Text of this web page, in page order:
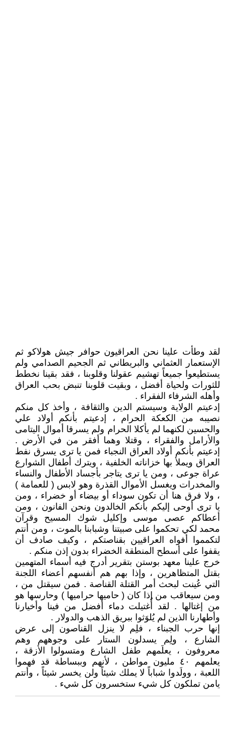
لقد وطأت علينا نحن العراقيون حوافر جيش هولاكو ثم
الإستعمار العثماني والبريطاني ثم الجحيم الصدامي ولم
يستطيعوا جميعاً تهشيم عقولنا وقلوبنا ، فقد بقينا نخطط
للثورات ولحياة أفضل ، وبقيت قلوبنا تنبض بحب العراق
وأهله الشرفاء الفقراء .
إدعيتم الولاية وسيستم الدين والثقافة ، وأخذ كل منكم
نصيبه من الكعكة الحرام ، إدعيتم بأنكم أولاد علي
والحسين لكنهما لم يأكلا الحرام ولم يسرقا أموال اليتامى
والأرامل والفقراء ، وقتلا وهما أفقر من في الأرض .
إدعيتم بأنكم أولاد العراق النجباء فمن يا ترى يسرق نفط
العراق ويملأ بها خزاناته الخلفية ، ويترك أطفال الشوارع
عراة جوعى ، ومن يا ترى يتاجر بأجساد الأطفال والنساء
والمخدرات ويغسل الأموال القذرة وهو لابس ( للعمامة )
، ولا فرق هنا أن تكون سوداء أو بيضاء أو خضراء ، ومن
يا ترى أوحى إليكم بأنكم الخالدون ونحن الفانون ، ومن
أعطاكم عصى موسى وإكليل شوك المسيح وقرآن
محمد لكي تحكموا على صبيتنا وشبابنا بالموت ، ومن أنتم
لتكمموا أفواه العراقيين بقناصتكم ، وكيف صادف أن
يقفوا على أسطح المنطقة الخضراء بدون إذن منكم .
خرج علينا معهد بوستن بتقرير أدرج فيه أسماء المتهمين
بقتل المتظاهرين ، وإذا بهم هم أنفسهم أعضاء اللجنة
التي عُينت لبحث أمر القتلة القناصة . فمن سيقتل من ،
ومن سيعاقب من إذا كان ( حاميها حراميها ) وحارسها هو
من إغتالها . لقد أُغتيلت دماء أفضل من فينا وأخيارنا
وأطهارنا الذين لم يُلوَثوا ببريق الذهب والدولار .
إنها حرب الجبناء ، فلِم لا ينزل القناصون إلى عرض
الشارع ، ولِم يسدلون الستار على وجوههم وهم
معروفون ، يعلَمهم طفل الشارع ومتسولوا الأزقة ،
يعلمهم ٤٠ مليون مواطن ، لأنهم وببساطة قد فهموا
اللعبة ، وولَدوا شباباً لا يملك شيئاً ولن يخسر شيئاً ، وأنتم
يامن تملكون كل شيء ستخسرون كل شيء .